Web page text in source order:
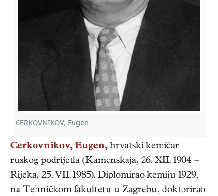
CERKOVNIKOV, Eugen
Cerkovnikov, Eugen, hrvatski kemičar
ruskog podrijetla (Kamenskaja, 26. XII. 1904 –
Rijeka, 25. VII. 1985). Diplomirao kemiju 1929.
na Tehničkom fakultetu u Zagrebu, doktorirao